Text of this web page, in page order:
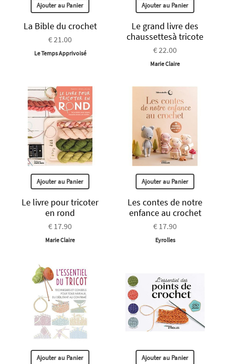
Ajouter au Panier
La Bible du crochet
€ 21.00
Le Temps Apprivoisé
Ajouter au Panier
Le grand livre des
chaussettesà tricote
€ 22.00
Marie Claire
Ajouter au Panier
Le livre pour tricoter
en rond
€ 17.90
Marie Claire
Ajouter au Panier
Les contes de notre
enfance au crochet
€ 17.90
Eyrolles
Ajouter au Panier Ajouter au Panier